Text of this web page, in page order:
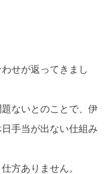
せが返ってきまし
ないとのことで、伊
手当が出ない仕組み
方ありません。